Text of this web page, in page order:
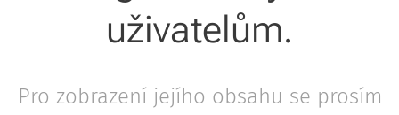
uživatelům.
Pro zobrazení jejího obsahu se prosím